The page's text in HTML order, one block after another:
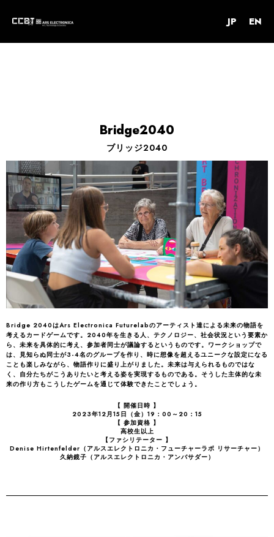
JP EN
Bridge2040
ブリッジ2040
Bridge 2040はArs Electronica Futurelabのアーティスト達による未来の物語を
考えるカードゲームです。2040年を生きる人、テクノロジー、社会状況という要素か
ら、未来を具体的に考え、参加者同士が議論するというものです。ワークショップで
は、見知らぬ同士が3-4名のグループを作り、時に想像を超えるユニークな設定になる
ことも楽しみながら、物語作りに盛り上がりました。未来は与えられるものではな
く、自分たちがこうありたいと考える姿を実現するものである。そうした主体的な未
来の作り方もこうしたゲームを通じて体験できたことでしょう。
【 開催日時 】
2023年12月15日（金）19：00～20：15
【 参加資格 】
高校生以上
【ファシリテーター 】
Denise Hirtenfelder（アルスエレクトロニカ・フューチャーラボ リサーチャー）
久納鏡子（アルスエレクトロニカ・アンバサダー）